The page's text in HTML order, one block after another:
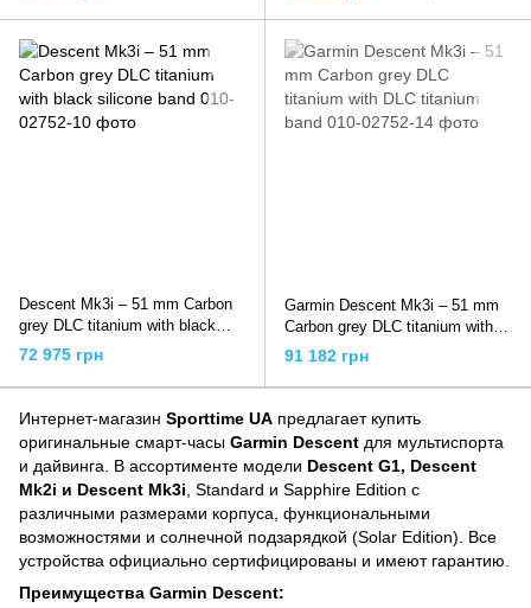
Descent Mk3i – 51 mm Carbon
grey DLC titanium with black
silicone band
72 975 грн
Garmin Descent Mk3i – 51 mm
Carbon grey DLC titanium with
DLC titanium band
91 182 грн
Интернет-магазин Sporttime UA предлагает купить
оригинальные смарт-часы Garmin Descent для мультиспорта
и дайвинга. В ассортименте модели Descent G1, Descent
Mk2i и Descent Mk3i, Standard и Sapphire Edition с
различными размерами корпуса, функциональными
возможностями и солнечной подзарядкой (Solar Edition). Все
устройства официально сертифицированы и имеют гарантию.
Преимущества Garmin Descent: